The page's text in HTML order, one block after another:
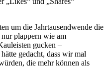
um die Jahrtausendwende die
plappern wie am
gucken –
gedacht, dass wir mal
die mehr können als